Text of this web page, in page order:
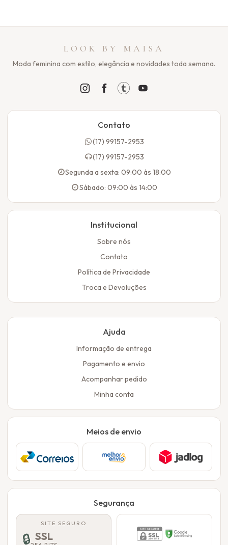
LOOK BY MAISA
Moda feminina com estilo, elegância e novidades toda semana.
Contato
(17) 99157-2953
(17) 99157-2953
Segunda a sexta: 09:00 às 18:00
Sábado: 09:00 às 14:00
Institucional
Sobre nós
Contato
Política de Privacidade
Troca e Devoluções
Ajuda
Informação de entrega
Pagamento e envio
Acompanhar pedido
Minha conta
Meios de envio
Segurança
SITE SEGURO
🔒 SSL